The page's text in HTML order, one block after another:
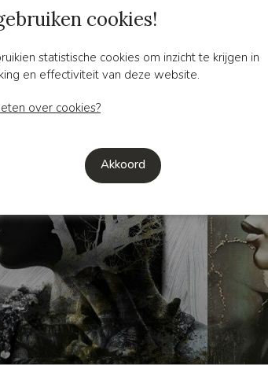
Selene Mireille
cookies!
statistische cookies om inzicht te krijgen in
en effectiviteit van deze website.
over cookies?
Akkoord